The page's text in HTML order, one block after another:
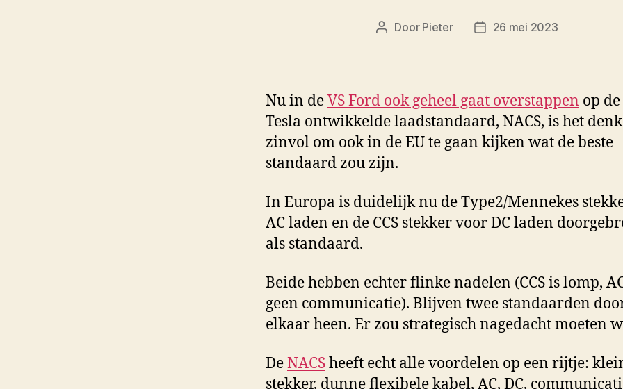
Berichtauteur
Door Pieter Berichtdatum
26 mei 2023
Nu in deVS Ford ook geheel gaat overstappen op
Tesla ontwikkelde laadstandaard, NACS, is het
zinvol om ook in de EU te gaan kijken wat de beste
standaard zou zijn.
In Europa is duidelijk nu de Type2/Mennekes
AC laden en de CCS stekker voor DC laden
als standaard.
Beide hebben echter flinke nadelen (CCS is lomp,
geen communicatie). Blijven twee standaarden
elkaar heen. Er zou strategisch nagedacht moeten
DeNACSheeft echt alle voordelen op een rijtje:
stekker, dunne flexibele kabel, AC, DC,